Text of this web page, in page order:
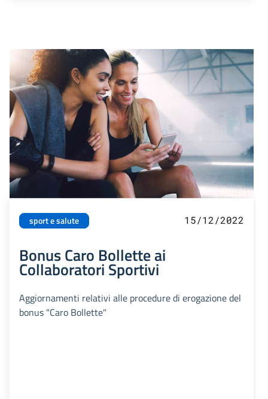
sport e salute 15/12/2022
Bonus Caro Bollette ai
Collaboratori Sportivi
Aggiornamenti relativi alle procedure di erogazione del
bonus "Caro Bollette"